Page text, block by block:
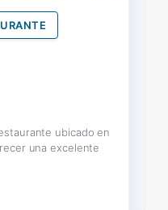
ubicado en
una excelente